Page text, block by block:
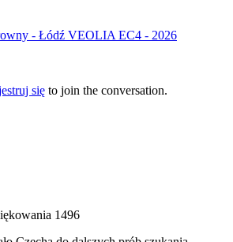
- Łódź VEOLIA EC4 - 2026
się to join the conversation.
1496